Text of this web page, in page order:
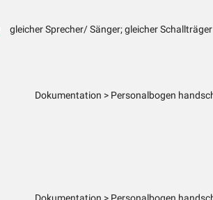
gleicher Sprecher/ Sänger; gleicher Schallträger
Dokumentation > Personalbogen